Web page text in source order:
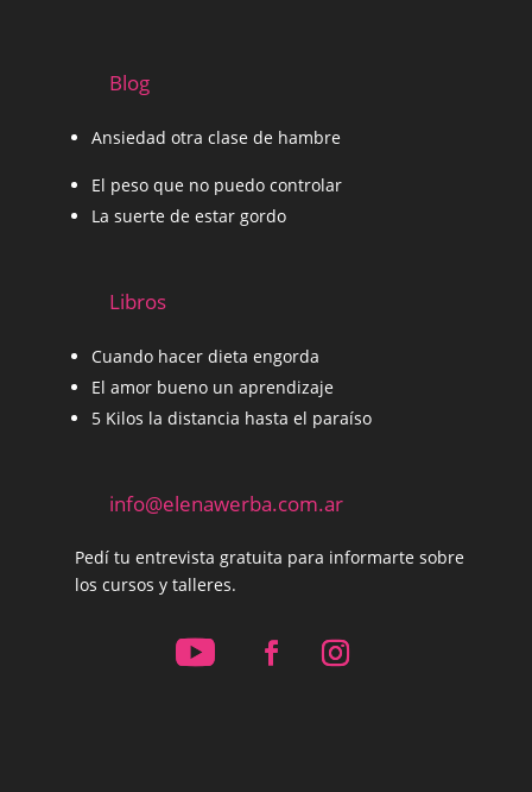
Blog
Ansiedad otra clase de hambre
El peso que no puedo controlar
La suerte de estar gordo
Libros
Cuando hacer dieta engorda
El amor bueno un aprendizaje
5 Kilos la distancia hasta el paraíso
info@elenawerba.com.ar
Pedí tu entrevista gratuita para informarte sobre
los cursos y talleres.